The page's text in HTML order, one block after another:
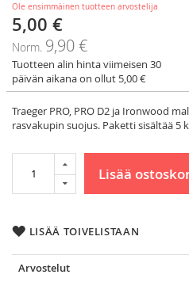
Ole ensimmäinen tuotteen arvostelija
Tarjoushinta
5,00 €
Norm. 9,90 €
Tuotteen alin hinta viimeisen 30
päivän aikana on ollut 5,00 €
Traeger PRO, PRO D2 ja Ironwood
rasvakupin suojus. Paketti sisältää 5
Lisää
LISÄÄ TOIVELISTAAN
Arvostelut